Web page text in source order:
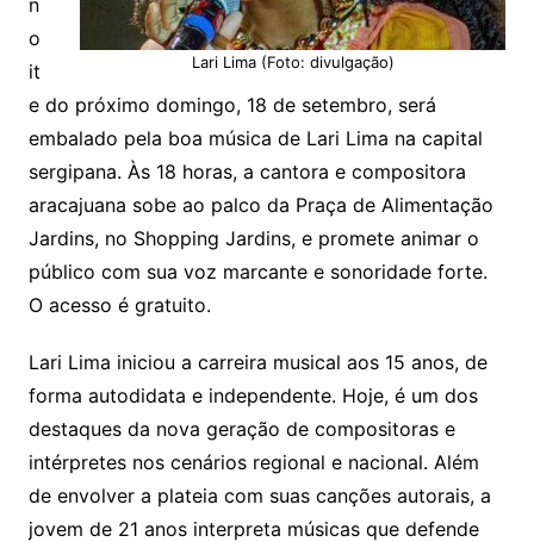
Lari Lima (Foto: divulgação)
o
it
e do próximo domingo, 18 de setembro, será
embalado pela boa música de Lari Lima na capital
sergipana. Às 18 horas, a cantora e compositora
aracajuana sobe ao palco da Praça de Alimentação
Jardins, no Shopping Jardins, e promete animar o
público com sua voz marcante e sonoridade forte.
O acesso é gratuito.
Lari Lima iniciou a carreira musical aos 15 anos, de
forma autodidata e independente. Hoje, é um dos
destaques da nova geração de compositoras e
intérpretes nos cenários regional e nacional. Além
de envolver a plateia com suas canções autorais, a
jovem de 21 anos interpreta músicas que defende